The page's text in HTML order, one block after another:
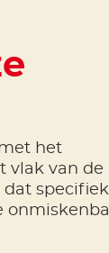
het
vlak van de